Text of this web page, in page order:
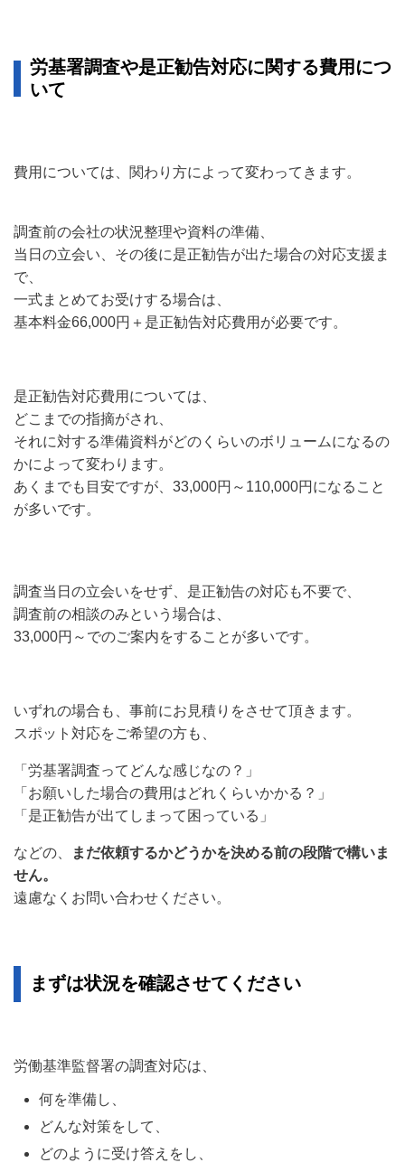
労基署調査や是正勧告対応に関する費用につ
いて
費用については、関わり方によって変わってきます。
調査前の会社の状況整理や資料の準備、
当日の立会い、その後に是正勧告が出た場合の対応支援ま
で、
一式まとめてお受けする場合は、
基本料金66,000円＋是正勧告対応費用が必要です。
是正勧告対応費用については、
どこまでの指摘がされ、
それに対する準備資料がどのくらいのボリュームになるの
かによって変わります。
あくまでも目安ですが、33,000円～110,000円になること
が多いです。
調査当日の立会いをせず、是正勧告の対応も不要で、
調査前の相談のみという場合は、
33,000円～でのご案内をすることが多いです。
いずれの場合も、事前にお見積りをさせて頂きます。
スポット対応をご希望の方も、
「労基署調査ってどんな感じなの？」
「お願いした場合の費用はどれくらいかかる？」
「是正勧告が出てしまって困っている」
などの、
まだ依頼するかどうかを決める前の段階で構いま
せん。
遠慮なくお問い合わせください。
まずは状況を確認させてください
労働基準監督署の調査対応は、
何を準備し、
どんな対策をして、
どのように受け答えをし、